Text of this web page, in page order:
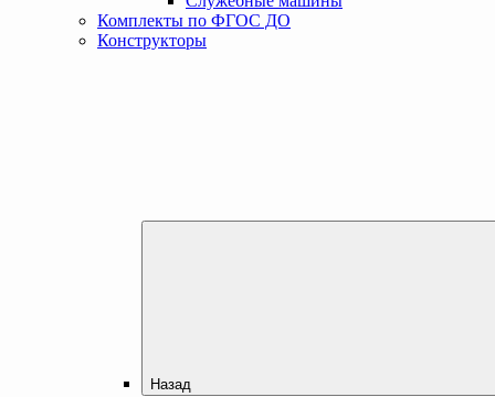
Комплекты по ФГОС ДО
Конструкторы
Назад